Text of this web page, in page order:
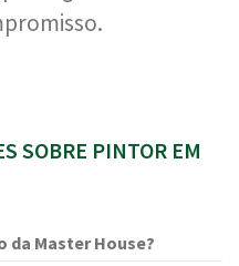
SOBRE PINTOR EM
da Master House?